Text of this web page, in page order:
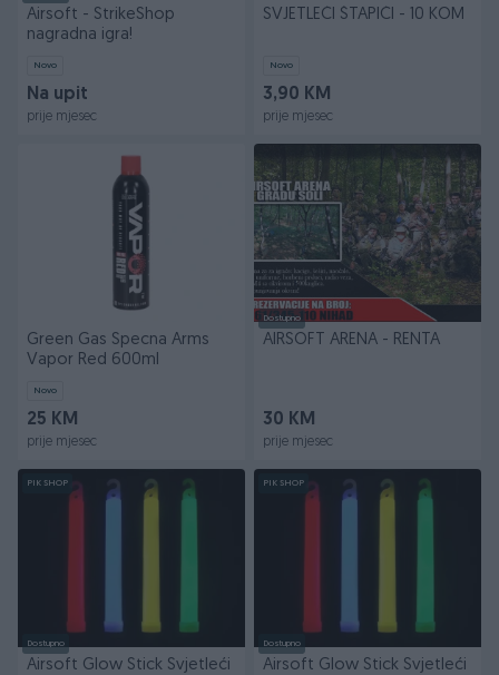
Airsoft - StrikeShop
nagradna igra!
Novo
Na upit
prije mjesec
SVJETLEĆI ŠTAPIĆI - 10 KOM
Novo
3,90 KM
prije mjesec
Green Gas Specna Arms
Vapor Red 600ml
Novo
25 KM
prije mjesec
Dostupno
AIRSOFT ARENA - RENTA
30 KM
prije mjesec
PIK SHOP
Dostupno
Airsoft Glow Stick Svjetleći
PIK SHOP
Dostupno
Airsoft Glow Stick Svjetleći